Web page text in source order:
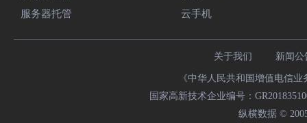
服务器托管
云手机
关于我们 新闻公
《中华人民共和国增值电信
国家高新技术企业编号：
纵横数据 ©